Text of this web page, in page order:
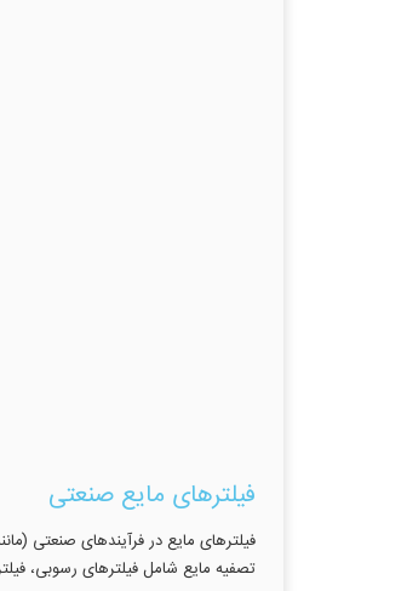
فیلترهای مایع صنعتی
فیلترهای مایع در فرآیندهای صنعتی
تصفیه مایع شامل فیلترهای رسوبی،